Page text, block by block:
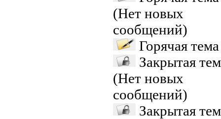
(Нет новых
сообщений)
Горячая тема
Закрытая
(Нет новых
сообщений)
Закрытая